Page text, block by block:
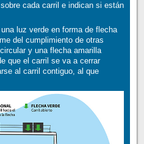
cada carril e indican si están
luz verde en forma de flecha
del cumplimiento de otras
y una flecha amarilla
que el carril se va a cerrar
al carril contiguo, al que